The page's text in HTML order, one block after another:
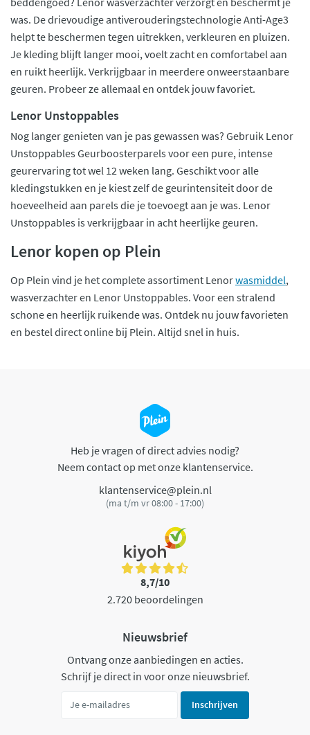
was. De drievoudige antiverouderingstechnologie Anti-Age3
helpt te beschermen tegen uitrekken, verkleuren en pluizen.
Je kleding blijft langer mooi, voelt zacht en comfortabel aan
en ruikt heerlijk. Verkrijgbaar in meerdere onweerstaanbare
geuren. Probeer ze allemaal en ontdek jouw favoriet.
Lenor Unstoppables
Nog langer genieten van je pas gewassen was? Gebruik Lenor
Unstoppables Geurboosterparels voor een pure, intense
geurervaring tot wel 12 weken lang. Geschikt voor alle
kledingstukken en je kiest zelf de geurintensiteit door de
hoeveelheid aan parels die je toevoegt aan je was. Lenor
Unstoppables is verkrijgbaar in acht heerlijke geuren.
Lenor kopen op Plein
Op Plein vind je het complete assortiment Lenorwasmiddel,
wasverzachter en Lenor Unstoppables. Voor een stralend
schone en heerlijk ruikende was. Ontdek nu jouw favorieten
en bestel direct online bij Plein. Altijd snel in huis.
Heb je vragen of direct advies nodig?
Neem contact op met onze klantenservice.
klantenservice@plein.nl
(ma t/m vr 08:00 - 17:00)
8,7/10
2.720 beoordelingen
Nieuwsbrief
Ontvang onze aanbiedingen en acties.
Schrijf je direct in voor onze nieuwsbrief.
Inschrijven